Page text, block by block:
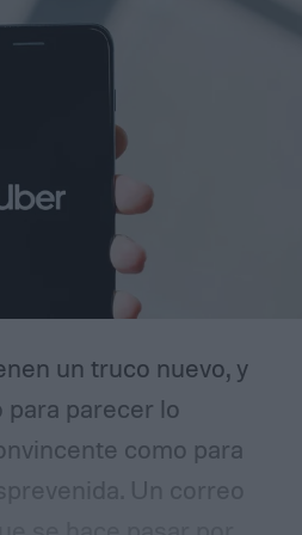
nuevos estándares
de altas prestaciones.
un truco nuevo, y
parecer lo
como para
Un correo